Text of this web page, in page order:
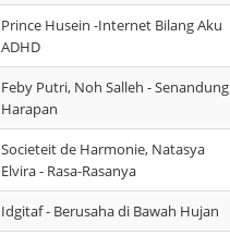
Prince Husein -Internet Bilang Aku
ADHD
Feby Putri, Noh Salleh - Senandung
Harapan
Societeit de Harmonie, Natasya
Elvira - Rasa-Rasanya
Idgitaf - Berusaha di Bawah Hujan